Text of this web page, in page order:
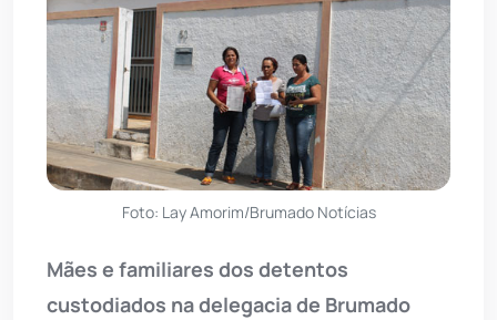
Foto: Lay Amorim/Brumado Notícias
Mães e familiares dos detentos
custodiados na delegacia de Brumado